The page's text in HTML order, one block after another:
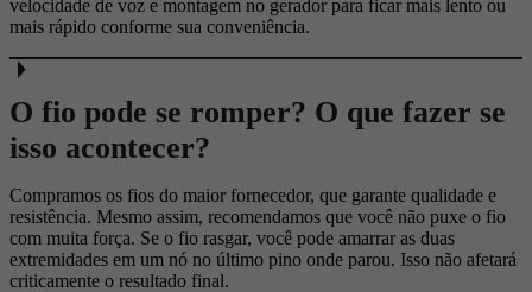
velocidade de voz e montagem no gerador para ficar mais lento ou
mais rápido conforme sua conveniência.
O fio pode se romper? O que fazer se
isso acontecer?
Compramos os fios do maior fornecedor, que garante qualidade e
resistência. Mesmo assim, recomendamos que você não puxe o fio
com muita força. Se o fio rasgar, você pode amarrar as duas
extremidades em um nó no último pino onde parou. Isso não afetará
criticamente o resultado final.